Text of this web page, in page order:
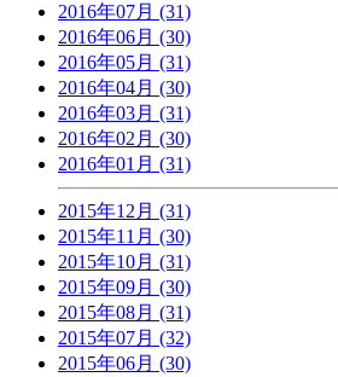
2016年07月 (31)
2016年06月 (30)
2016年05月 (31)
2016年04月 (30)
2016年03月 (31)
2016年02月 (30)
2016年01月 (31)
2015年12月 (31)
2015年11月 (30)
2015年10月 (31)
2015年09月 (30)
2015年08月 (31)
2015年07月 (32)
2015年06月 (30)